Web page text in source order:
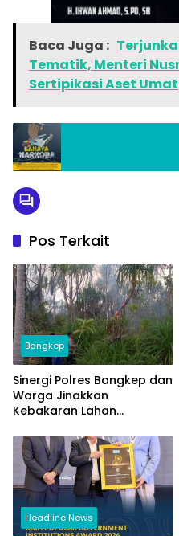
Baca Juga :
Tematik, Menteri
Sertipikasi Aset Umat
Pos Terkait
Bangkep
Sinergi Polres Bangkep dan
Warga Jinakkan
Kebakaran Lahan
Headline News